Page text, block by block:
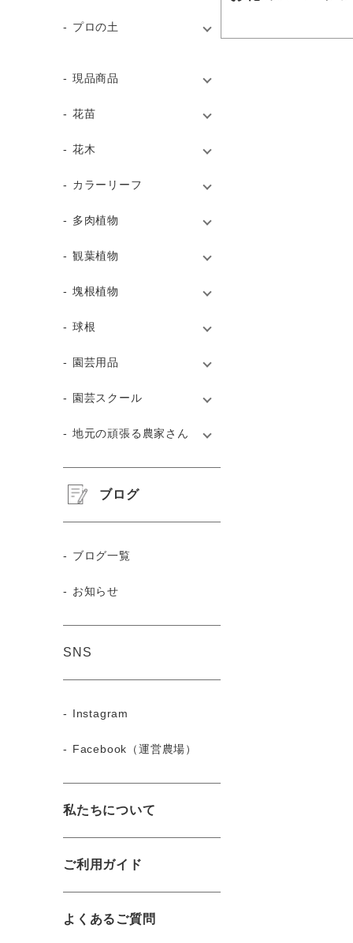
プロの土
現品商品
花苗
花木
カラーリーフ
多肉植物
観葉植物
塊根植物
球根
園芸用品
園芸スクール
地元の頑張る農家さん
ブログ
ブログ一覧
お知らせ
SNS
Instagram
Facebook（運営農場）
私たちについて
ご利用ガイド
よくあるご質問